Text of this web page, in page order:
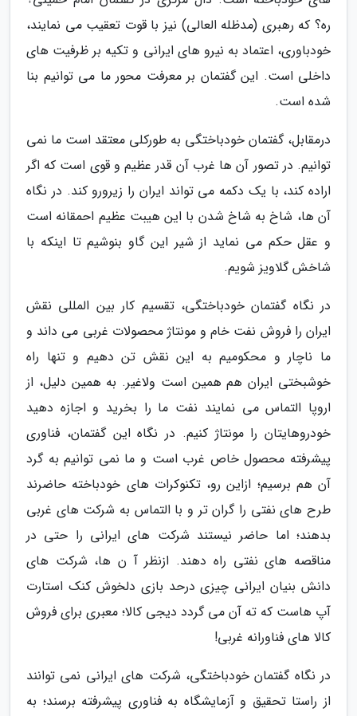
ره؟ که رهبری (مدظله العالی) نیز با قوت تعقیب می نمایند،
خودباوری، اعتماد به نیرو های ایرانی و تکیه بر ظرفیت های
داخلی است. این گفتمان بر معرفت محور ما می توانیم بنا
شده است.
درمقابل، گفتمان خودباختگی به طورکلی معتقد است ما نمی
توانیم. در تصور آن ها غرب آن قدر عظیم و قوی است که اگر
اراده کند، با یک دکمه می تواند ایران را زیرورو کند. در نگاه
آن ها، شاخ به شاخ شدن با این هیبت عظیم احمقانه است
و عقل حکم می نماید از شیر این گاو بنوشیم تا اینکه با
شاخش گلاویز شویم.
در نگاه گفتمان خودباختگی، تقسیم کار بین المللی نقش
ایران را فروش نفت خام و مونتاژ محصولات غربی می داند و
ما ناچار و محکومیم به این نقش تن دهیم و تنها راه
خوشبختی ایران هم همین است ولاغیر. به همین دلیل، از
اروپا التماس می نمایند نفت ما را بخرید و اجازه دهید
خودروهایتان را مونتاژ کنیم. در نگاه این گفتمان، فناوری
پیشرفته محصول خاص غرب است و ما نمی توانیم به گرد
آن هم برسیم؛ ازاین رو، تکنوکرات های خودباخته حاضرند
طرح های نفتی را گران تر و با التماس به شرکت های غربی
بدهند؛ اما حاضر نیستند شرکت های ایرانی را حتی در
مناقصه های نفتی راه دهند. ازنظر آ ن ها، شرکت های
دانش بنیان ایرانی چیزی درحد بازی دلخوش کنک استارت
آپ هاست که ته آن می گردد دیجی کالا؛ معبری برای فروش
کالا های فناورانه غربی!
در نگاه گفتمان خودباختگی، شرکت های ایرانی نمی توانند
از راستا تحقیق و آزمایشگاه به فناوری پیشرفته برسند؛ به